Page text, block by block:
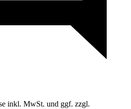
inkl. MwSt. und ggf. zzgl.